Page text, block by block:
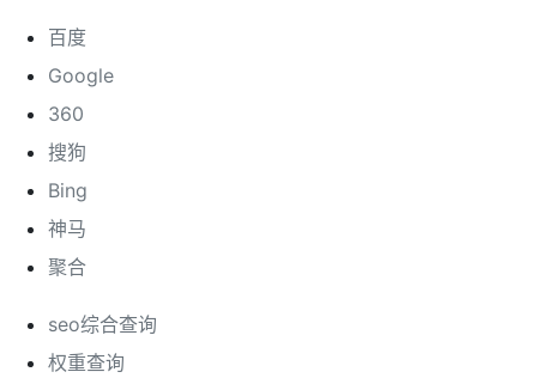
百度
Google
360
搜狗
Bing
神马
聚合
seo综合查询
权重查询